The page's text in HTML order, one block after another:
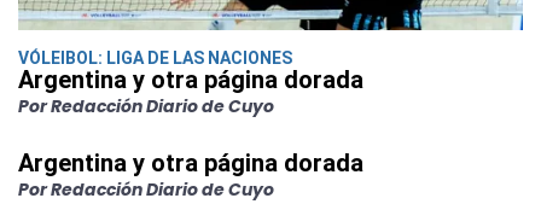
VÓLEIBOL: LIGA DE LAS NACIONES
Argentina y otra página dorada
Por Redacción Diario de Cuyo
Argentina y otra página dorada
Por Redacción Diario de Cuyo